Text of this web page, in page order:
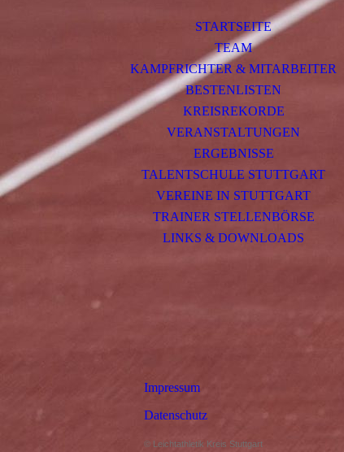
STARTSEITE
TEAM
KAMPFRICHTER & MITARBEITER
BESTENLISTEN
KREISREKORDE
VERANSTALTUNGEN
ERGEBNISSE
TALENTSCHULE STUTTGART
VEREINE IN STUTTGART
TRAINER STELLENBÖRSE
LINKS & DOWNLOADS
Impressum
Datenschutz
© Leichtathletik Kreis Stuttgart